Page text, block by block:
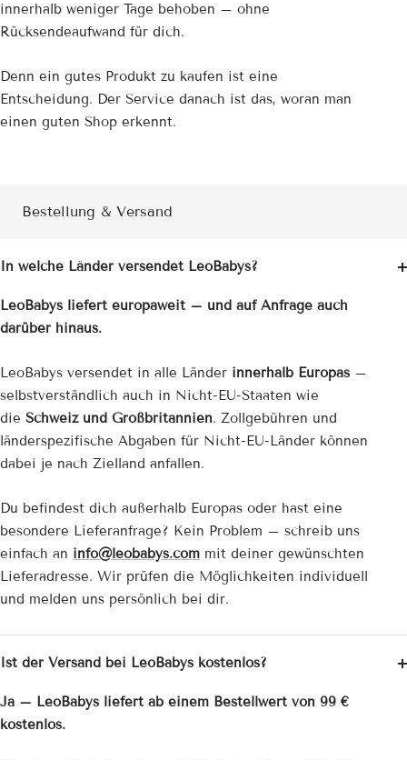
innerhalb weniger Tage behoben – ohne
Rücksendeaufwand für dich.
Denn ein gutes Produkt zu kaufen ist eine
Entscheidung. Der Service danach ist das, woran man
einen guten Shop erkennt.
Bestellung & Versand
In welche Länder versendet LeoBabys?
LeoBabys liefert europaweit – und auf Anfrage auch
darüber hinaus.
LeoBabys versendet in alle Länder innerhalb Europas –
selbstverständlich auch in Nicht-EU-Staaten wie
die Schweiz und Großbritannien. Zollgebühren und
länderspezifische Abgaben für Nicht-EU-Länder können
dabei je nach Zielland anfallen.
Du befindest dich außerhalb Europas oder hast eine
besondere Lieferanfrage? Kein Problem – schreib uns
einfach an info@leobabys.com mit deiner gewünschten
Lieferadresse. Wir prüfen die Möglichkeiten individuell
und melden uns persönlich bei dir.
Ist der Versand bei LeoBabys kostenlos?
Ja – LeoBabys liefert ab einem Bestellwert von 99 €
kostenlos.